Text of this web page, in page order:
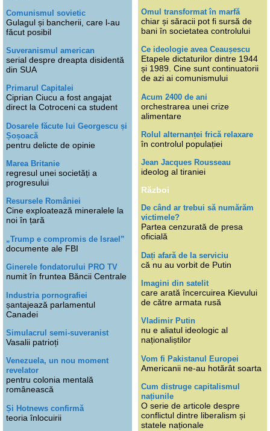
Comunismul sovietic
Gulagul și bancherii, care l-au
făcut posibil
Suveranismul american
serial despre dreapta disidentă
din SUA
Primarul Capitalei
Ciprian Ciucu a fost angajat
direct la Cotroceni ca student
Dosarele făcute lui Georgescu și
Șoșoacă
pentru delicte de opinie
Marea Britanie
regresul unei societăți a
progresului
Resursele României
Cine exploatează mineralele la
noi în țară
„Trump e compromis de Israel”
documente ale FBI
Ginerele fondatorului PRO TV
numit în fruntea Băncii Centrale
Industria pornografiei
șantajează parlamentul
Canadei
Simulacrul semi-suveranist
Vasalii patrioți
Venezuela, un nou moment
revelator
pentru colonia mentală
românească
Și Hotnews confirmă
teoria înlocuirii
Omul transformat în marfă
chiar și săracii pot fi sursă de
bani în societatea controlului
Ce ideologie avea Ceaușescu
Etapele dictaturilor dintre 1944
și 1989. Cine sunt continuatorii
de azi ai comunismului
Acum 2400 de ani
orchestrarea unei crize
alimentare
Rolul alternanței frică relaxare
în controlul populației
Jean Jacques Rousseau
ideolog al tiraniei
Război
De când ar trebui să numărăm
victimele?
Partea cenzurată de presa
oficială
Dați afară de la serviciu
că nu au vorbit de Putin
Imagini din satelit
care arată încercuirea Kievului
de către armata rusă
Vladimir Putin
nu e aliatul ideologic al
naționaliștilor
Vom fi Pakistanul Europei
Americanii ne-au hotărât soarta
Cum distruge capitalismul
națiunile
O serie de articole despre
conflictul dintre liberalism și
statele naționale